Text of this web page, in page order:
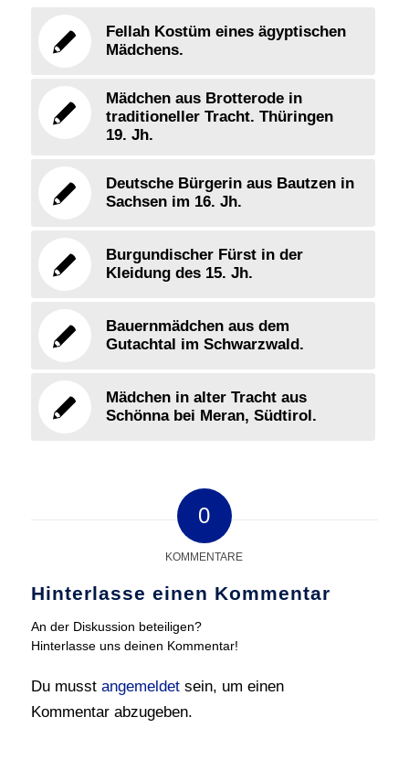
Fellah Kostüm eines ägyptischen
Mädchens.
Mädchen aus Brotterode in
traditioneller Tracht. Thüringen
19. Jh.
Deutsche Bürgerin aus Bautzen in
Sachsen im 16. Jh.
Burgundischer Fürst in der
Kleidung des 15. Jh.
Bauernmädchen aus dem
Gutachtal im Schwarzwald.
Mädchen in alter Tracht aus
Schönna bei Meran, Südtirol.
0
KOMMENTARE
Hinterlasse einen Kommentar
An der Diskussion beteiligen?
Hinterlasse uns deinen Kommentar!
Du musst angemeldetsein, um einen
Kommentar abzugeben.